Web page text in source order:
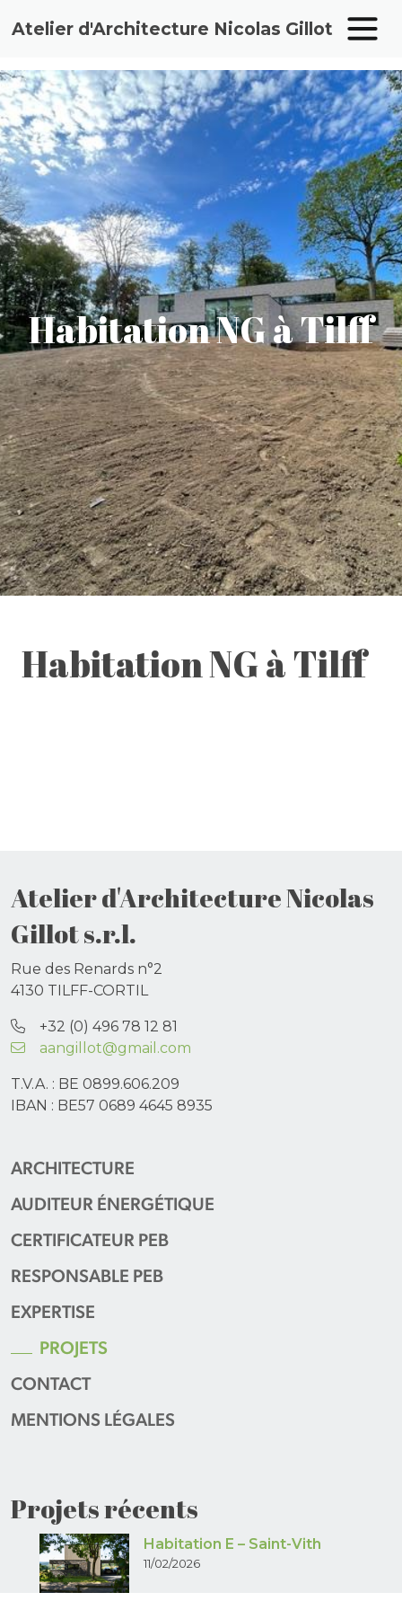
Aller
au
contenu
Atelier d'Architecture Nicolas Gillot
Habitation NG à Tilff
Habitation NG à Tilff
Atelier d'Architecture Nicolas
Gillot s.r.l.
Rue des Renards n°2
4130 TILFF-CORTIL
+32 (0) 496 78 12 81
aangillot@gmail.com
T.V.A. : BE 0899.606.209
IBAN : BE57 0689 4645 8935
ARCHITECTURE
AUDITEUR ÉNERGÉTIQUE
CERTIFICATEUR PEB
RESPONSABLE PEB
EXPERTISE
PROJETS
CONTACT
MENTIONS LÉGALES
Projets récents
Habitation E – Saint-Vith
11/02/2026